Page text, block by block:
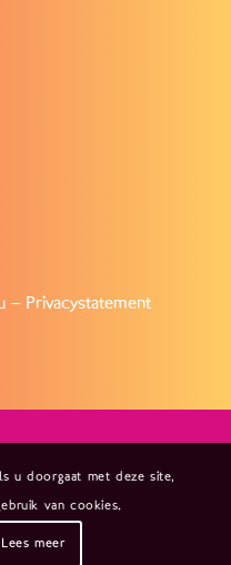
– Privacystatement
u doorgaat met deze site,
van cookies.
Lees meer